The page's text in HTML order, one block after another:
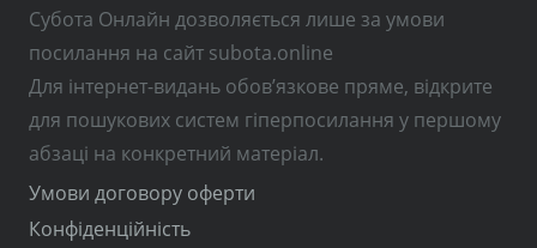
Субота Онлайн дозволяється лише за умови
посилання на сайт subota.online
Для інтернет-видань обов’язкове пряме, відкрите
для пошукових систем гіперпосилання у першому
абзаці на конкретний матеріал.
Умови договору оферти
Конфіденційність